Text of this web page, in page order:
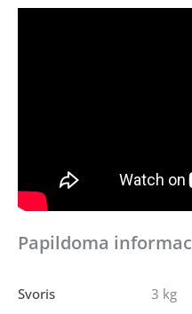
Papildoma
Svoris
3 kg